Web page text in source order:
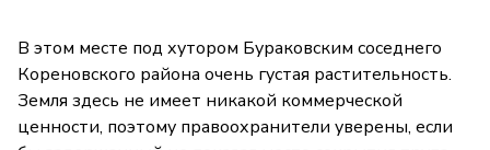
В этом месте под хутором Бураковским соседнего
Кореновского района очень густая растительность.
Земля здесь не имеет никакой коммерческой
ценности, поэтому правоохранители уверены, если